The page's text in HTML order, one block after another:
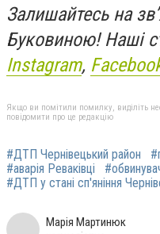
Залишайтесь на
Буковиною! Наші
Instagram,
Якщо ви помітили помилку, виділіть
повідомити про це редакцію
#ДТП Чернівецький район
#аварія Реваківці
#ДТП у стані сп'яніння
Марія Мартинюк